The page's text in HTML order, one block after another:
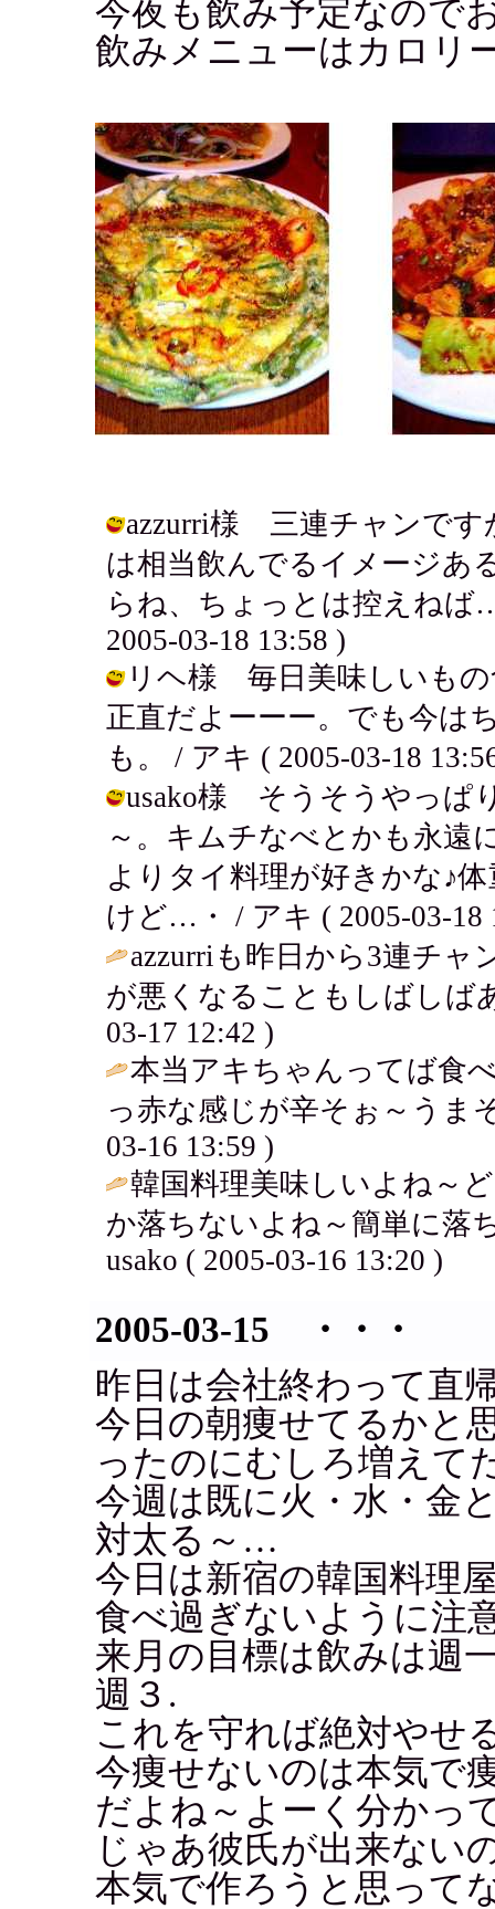
今夜も飲み予定なので
飲みメニューはカロリ
azzurri様 三連チャンです
は相当飲んでるイメージ
らね、ちょっとは控えね
2005-03-18 13:58 )
リヘ様 毎日美味しいもの
正直だよーーー。でも今は
も。 / アキ ( 2005-03-18
usako様 そうそうやっぱ
～。キムチなべとかも永遠
よりタイ料理が好きかな♪
けど…・ / アキ ( 2005-03-18
azzurriも昨日から3連チ
が悪くなることもしばしば
03-17 12:42 )
本当アキちゃんってば食
っ赤な感じが辛そぉ～うま
03-16 13:59 )
韓国料理美味しいよね～
か落ちないよね～簡単に落
usako ( 2005-03-16 13:20 )
2005-03-15 ・・・
昨日は会社終わって直
今日の朝痩せてるかと
ったのにむしろ増えて
今週は既に火・水・金
対太る～…
今日は新宿の韓国料理
食べ過ぎないように注
来月の目標は飲みは週
週３.
これを守れば絶対やせ
今痩せないのは本気で
だよね～よーく分かっ
じゃあ彼氏が出来ない
本気で作ろうと思って